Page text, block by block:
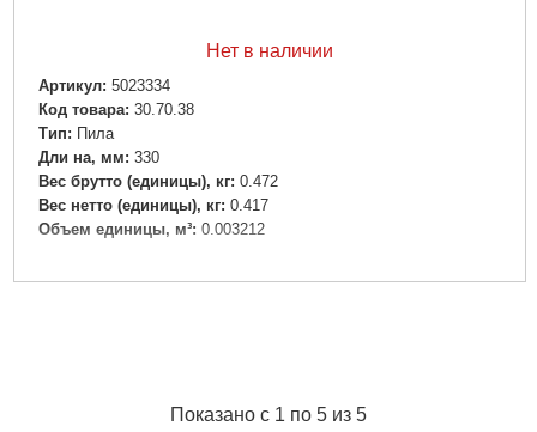
Нет в наличии
Артикул: 5023334
Код товара: 30.70.38
Tип: Пила
Дли на, мм: 330
Вес брутто (единицы), кг: 0.472
Вес нетто (единицы), кг: 0.417
Объем единицы, м³: 0.003212
Подробнее...
Показано с 1 по 5 из 5